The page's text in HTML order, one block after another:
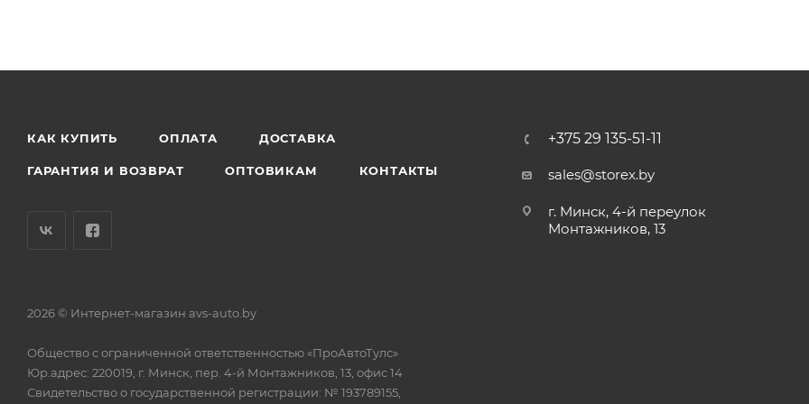
КАК КУПИТЬ ОПЛАТА ДОСТАВКА
ГАРАНТИЯ И ВОЗВРАТ ОПТОВИКАМ КОНТАКТЫ
+375 29 135-51-11
sales@storex.by
г. Минск, 4-й переулок
Монтажников, 13
2026 © Интернет-магазин avs-auto.by
Общество с ограниченной ответственностью «ПроАвтоТулс»
Юр.адрес: 220019, г. Минск, пер. 4-й Монтажников, 13, офис 14
Свидетельство о государственной регистрации: № 193789155,